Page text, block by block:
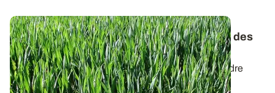
Blé tendre : les besoins unitaires en azote des
variétés réactualisés pour 2026
Afin de répondre aux enjeux de la qualité du blé tendre
dans les filières de production en...